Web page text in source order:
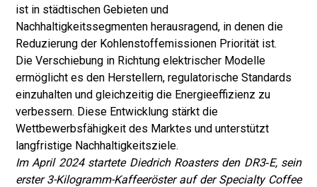
ist in städtischen Gebieten und
Nachhaltigkeitssegmenten herausragend, in denen die
Reduzierung der Kohlenstoffemissionen Priorität ist.
Die Verschiebung in Richtung elektrischer Modelle
ermöglicht es den Herstellern, regulatorische Standards
einzuhalten und gleichzeitig die Energieeffizienz zu
verbessern. Diese Entwicklung stärkt die
Wettbewerbsfähigkeit des Marktes und unterstützt
langfristige Nachhaltigkeitsziele.
Im April 2024 startete Diedrich Roasters den DR3‑E, sein
erster 3-Kilogramm-Kaffeeröster auf der Specialty Coffee